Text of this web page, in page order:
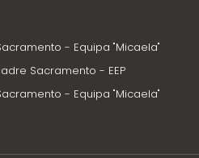
- Equipa "Micaela"
Sacramento - EEP
- Equipa "Micaela"